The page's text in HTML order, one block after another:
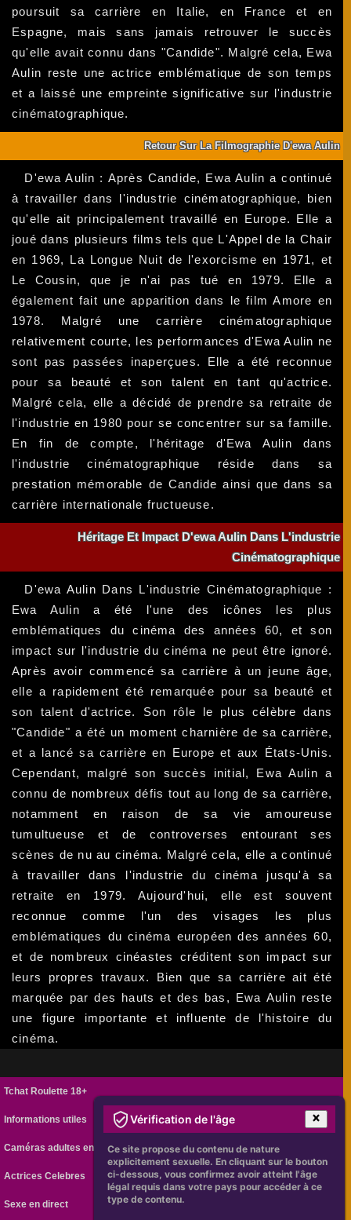
poursuit sa carrière en Italie, en France et en
Espagne, mais sans jamais retrouver le succès
qu'elle avait connu dans "Candide". Malgré cela, Ewa
Aulin reste une actrice emblématique de son temps
et a laissé une empreinte significative sur l'industrie
cinématographique.
Retour Sur La Filmographie D'ewa Aulin
D'ewa Aulin : Après Candide, Ewa Aulin a continué
à travailler dans l'industrie cinématographique, bien
qu'elle ait principalement travaillé en Europe. Elle a
joué dans plusieurs films tels que L'Appel de la Chair
en 1969, La Longue Nuit de l'exorcisme en 1971, et
Le Cousin, que je n'ai pas tué en 1979. Elle a
également fait une apparition dans le film Amore en
1978. Malgré une carrière cinématographique
relativement courte, les performances d'Ewa Aulin ne
sont pas passées inaperçues. Elle a été reconnue
pour sa beauté et son talent en tant qu'actrice.
Malgré cela, elle a décidé de prendre sa retraite de
l'industrie en 1980 pour se concentrer sur sa famille.
En fin de compte, l'héritage d'Ewa Aulin dans
l'industrie cinématographique réside dans sa
prestation mémorable de Candide ainsi que dans sa
carrière internationale fructueuse.
Héritage Et Impact D'ewa Aulin Dans L'industrie
Cinématographique
D'ewa Aulin Dans L'industrie Cinématographique :
Ewa Aulin a été l'une des icônes les plus
emblématiques du cinéma des années 60, et son
impact sur l'industrie du cinéma ne peut être ignoré.
Après avoir commencé sa carrière à un jeune âge,
elle a rapidement été remarquée pour sa beauté et
son talent d'actrice. Son rôle le plus célèbre dans
"Candide" a été un moment charnière de sa carrière,
et a lancé sa carrière en Europe et aux États-Unis.
Cependant, malgré son succès initial, Ewa Aulin a
connu de nombreux défis tout au long de sa carrière,
notamment en raison de sa vie amoureuse
tumultueuse et de controverses entourant ses
scènes de nu au cinéma. Malgré cela, elle a continué
à travailler dans l'industrie du cinéma jusqu'à sa
retraite en 1979. Aujourd'hui, elle est souvent
reconnue comme l'un des visages les plus
emblématiques du cinéma européen des années 60,
et de nombreux cinéastes créditent son impact sur
leurs propres travaux. Bien que sa carrière ait été
marquée par des hauts et des bas, Ewa Aulin reste
une figure importante et influente de l'histoire du
cinéma.
Tchat Roulette 18+
Informations utiles
Caméras adultes en ligne
Actrices Celebres
Sexe en direct
Vérification de l'âge
Ce site propose du contenu de nature
explicitement sexuelle. En cliquant sur le bouton
ci-dessous, vous confirmez avoir atteint l'âge
légal requis dans votre pays pour accéder à ce
type de contenu.